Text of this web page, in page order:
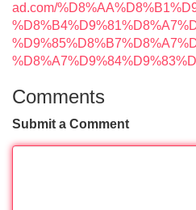
ad.com/
Comments
Submit a Comment